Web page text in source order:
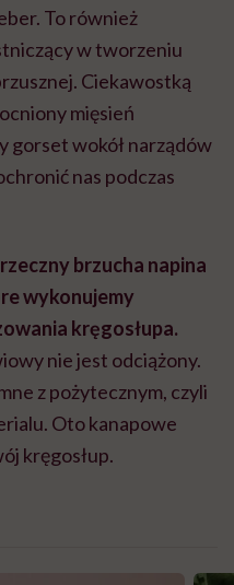
To również
w tworzeniu
Ciekawostką
mięsień
gorset wokół narządów
nas podczas
brzucha napina
wykonujemy
kręgosłupa.
nie jest odciążony.
z pożytecznym, czyli
Oto kanapowe
kręgosłup.